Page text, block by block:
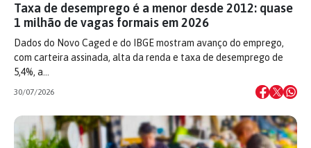
Taxa de desemprego é a menor desde 2012: quase
1 milhão de vagas formais em 2026
Dados do Novo Caged e do IBGE mostram avanço do emprego,
com carteira assinada, alta da renda e taxa de desemprego de
5,4%, a…
30/07/2026